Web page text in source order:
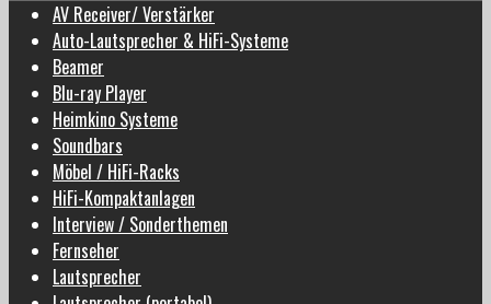
AV Receiver/ Verstärker
Auto-Lautsprecher & HiFi-Systeme
Beamer
Blu-ray Player
Heimkino Systeme
Soundbars
Möbel / HiFi-Racks
HiFi-Kompaktanlagen
Interview / Sonderthemen
Fernseher
Lautsprecher